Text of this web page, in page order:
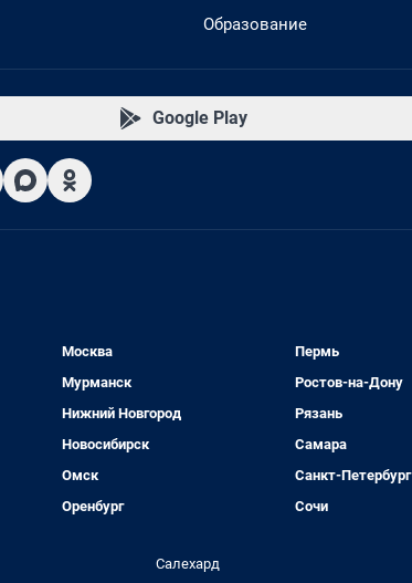
Образование
Google Play
Москва
Мурманск
Нижний Новгород
Новосибирск
Омск
Оренбург
Пермь
Ростов-на-Дону
Рязань
Самара
Санкт-Петербург
Сочи
Салехард